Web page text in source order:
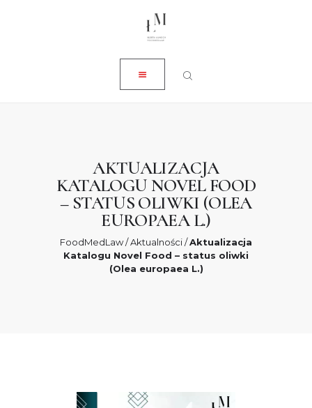
AKTUALIZACJA
KATALOGU NOVEL FOOD
– STATUS OLIWKI (OLEA
EUROPAEA L.)
FoodMedLaw/Aktualności/Aktualizacja
Katalogu Novel Food – status oliwki
(Olea europaea L.)
KONTAKT
0 ZŁ